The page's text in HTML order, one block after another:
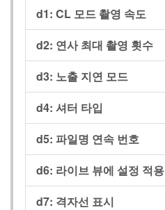
d1: CL 모드 촬영 속도
d2: 연사 최대 촬영 횟수
d3: 노출 지연 모드
d4: 셔터 타입
d5: 파일명 연속 번호
d6: 라이브 뷰에 설정 적용
d7: 격자선 표시